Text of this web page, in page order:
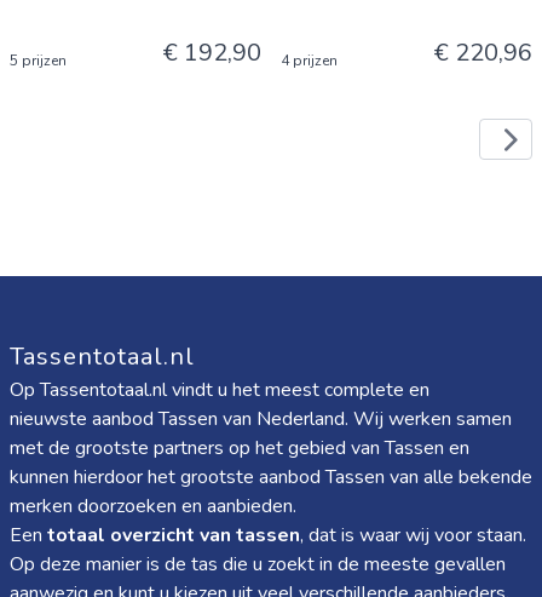
5 prijzen € 192,90 4 prijzen € 220,96
Tassentotaal.nl
Op Tassentotaal.nl vindt u het meest complete en
nieuwste aanbod Tassen van Nederland. Wij werken samen
met de grootste partners op het gebied van Tassen en
kunnen hierdoor het grootste aanbod Tassen van alle bekende
merken doorzoeken en aanbieden.
Een totaal overzicht van tassen, dat is waar wij voor staan.
Op deze manier is de tas die u zoekt in de meeste gevallen